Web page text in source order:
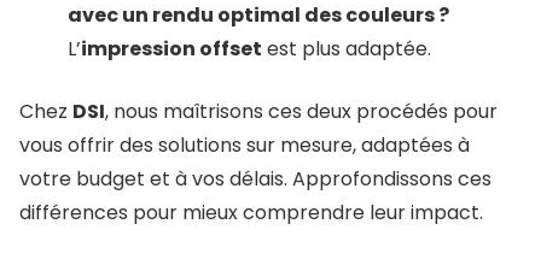
avec un rendu optimal des couleurs ?
L’impression offset est plus adaptée.
Chez DSI, nous maîtrisons ces deux procédés pour
vous offrir des solutions sur mesure, adaptées à
votre budget et à vos délais. Approfondissons ces
différences pour mieux comprendre leur impact.